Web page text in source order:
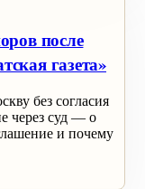
после
газета»
без согласия
через суд — о
и почему